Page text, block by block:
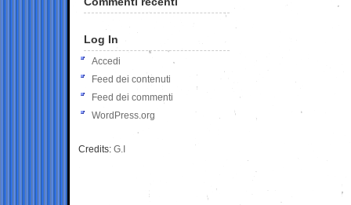
Log In
Accedi
Feed dei contenuti
Feed dei commenti
WordPress.org
Credits: G.I